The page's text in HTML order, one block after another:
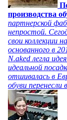
производства
партнерской
непростой.
свои коллекции
основанного в
N.aked легла
идеальной
отшивалась в
обуви перенесли